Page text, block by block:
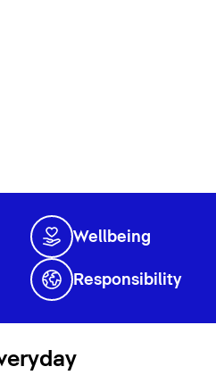
Wellbeing
Responsibility